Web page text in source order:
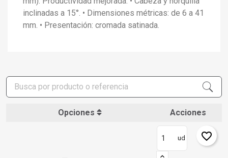
inclinadas a 15°. • Dimensiones métricas: de 6 a 41
mm. • Presentación: cromada satinada.
Opciones Acciones
ud favorite_border